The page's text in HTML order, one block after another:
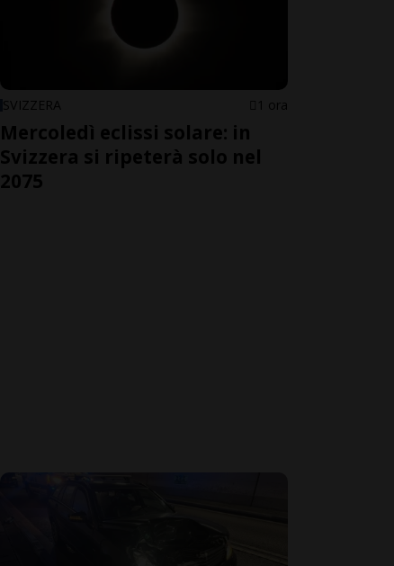
SVIZZERA 1 ora
Mercoledì eclissi solare: in
Svizzera si ripeterà solo nel
2075